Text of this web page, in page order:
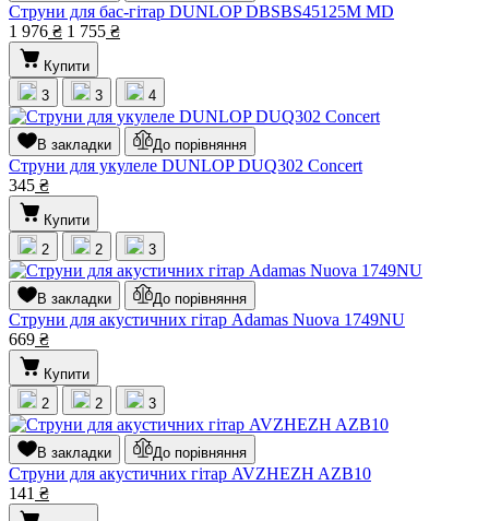
Струни для бас-гітар DUNLOP DBSBS45125M MD
1 976 ₴ 1 755 ₴
Купити
3
3 4
В закладки До порівняння
Струни для укулеле DUNLOP DUQ302 Concert
345 ₴
Купити
2
2 3
В закладки До порівняння
Струни для акустичних гітар Adamas Nuova 1749NU
669 ₴
Купити
2
2 3
В закладки До порівняння
Струни для акустичних гітар AVZHEZH AZB10
141 ₴